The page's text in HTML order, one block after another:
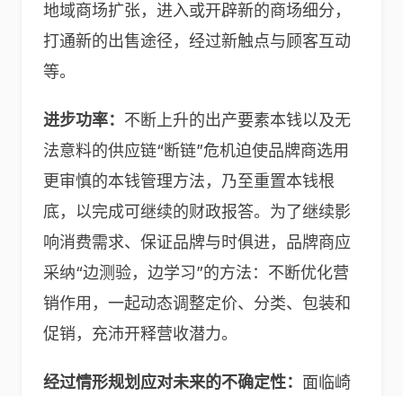
地域商场扩张，进入或开辟新的商场细分，
打通新的出售途径，经过新触点与顾客互动
等。
进步功率： 不断上升的出产要素本钱以及无
法意料的供应链“断链”危机迫使品牌商选用
更审慎的本钱管理方法，乃至重置本钱根
底，以完成可继续的财政报答。为了继续影
响消费需求、保证品牌与时俱进，品牌商应
采纳“边测验，边学习”的方法：不断优化营
销作用，一起动态调整定价、分类、包装和
促销，充沛开释营收潜力。
经过情形规划应对未来的不确定性： 面临崎